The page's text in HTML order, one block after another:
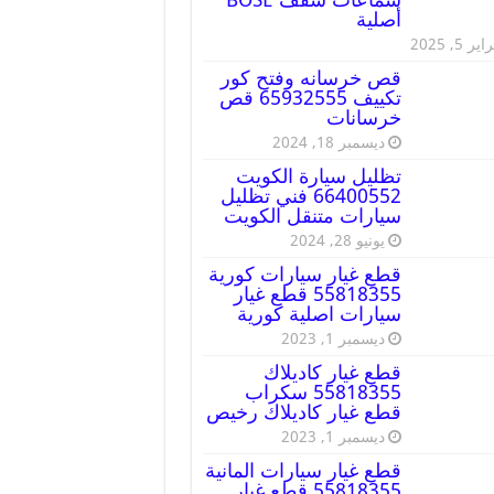
أصلية
5, 2025
قص خرسانه وفتح كور
تكييف 65932555 قص
خرسانات
ديسمبر 18, 2024
تظليل سيارة الكويت
66400552 فني تظليل
سيارات متنقل الكويت
يونيو 28, 2024
قطع غيار سيارات كورية
55818355 قطع غيار
سيارات اصلية كورية
ديسمبر 1, 2023
قطع غيار كاديلاك
55818355 سكراب
قطع غيار كاديلاك رخيص
ديسمبر 1, 2023
قطع غيار سيارات المانية